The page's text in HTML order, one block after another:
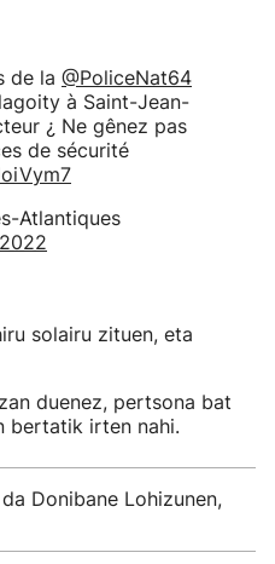
de la @PoliceNat64
à Saint-Jean-
¿ Ne gênez pas
de sécurité
Atlantiques
solairu zituen, eta
duenez, pertsona bat
bertatik irten nahi.
Donibane Lohizunen,